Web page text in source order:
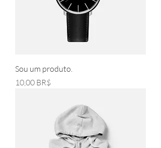
Sou um produto.
Pris
10,00 BR$